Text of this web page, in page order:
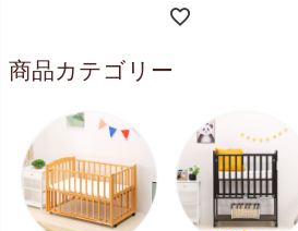
商品カテゴリー